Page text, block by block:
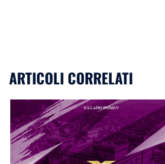
ARTICOLI CORRELATI